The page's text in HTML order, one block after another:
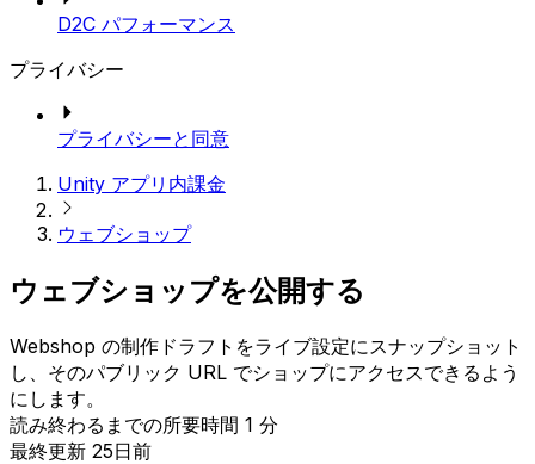
D2C パフォーマンス
プライバシー
プライバシーと同意
Unity アプリ内課金
ウェブショップ
ウェブショップを公開する
Webshop の制作ドラフトをライブ設定にスナップショット
し、そのパブリック URL でショップにアクセスできるよう
にします。
読み終わるまでの所要時間 1 分
最終更新 25日前